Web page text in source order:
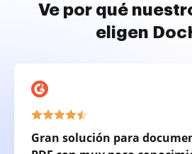
Ve por qué
eligen
Gran solución para